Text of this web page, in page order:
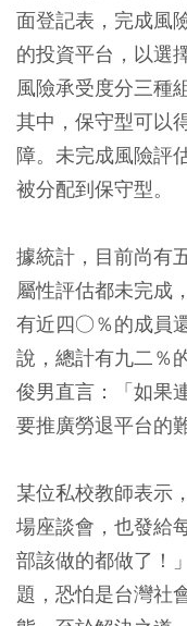
面登記表，完成風
的投資平台，以選
風險承受度分三種
其中，保守型可以
障。未完成風險評
被分配到保守型。
據統計，目前尚有
屬性評估都未完成
有近四○％的成員
說，總計有九二％
俊男直言：「如果
要推廣勞退平台的
某位私校教師表示
場座談會，也發給
部該做的都做了！
題，恐怕是台灣社